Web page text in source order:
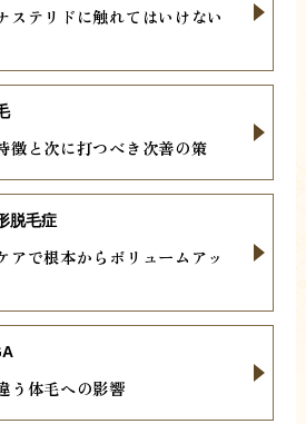
ステリドに触れてはいけない
徴と次に打つべき次善の策
アで根本からボリュームアッ
脱毛症
う体毛への影響